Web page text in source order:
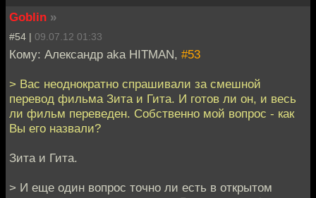
Goblin »
#54 | 09.07.12 01:33
Кому: Александр aka HITMAN, #53
> Вас неоднократно спрашивали за смешной
перевод фильма Зита и Гита. И готов ли он, и весь
ли фильм переведен. Собственно мой вопрос - как
Вы его назвали?
Зита и Гита.
> И еще один вопрос точно ли есть в открытом